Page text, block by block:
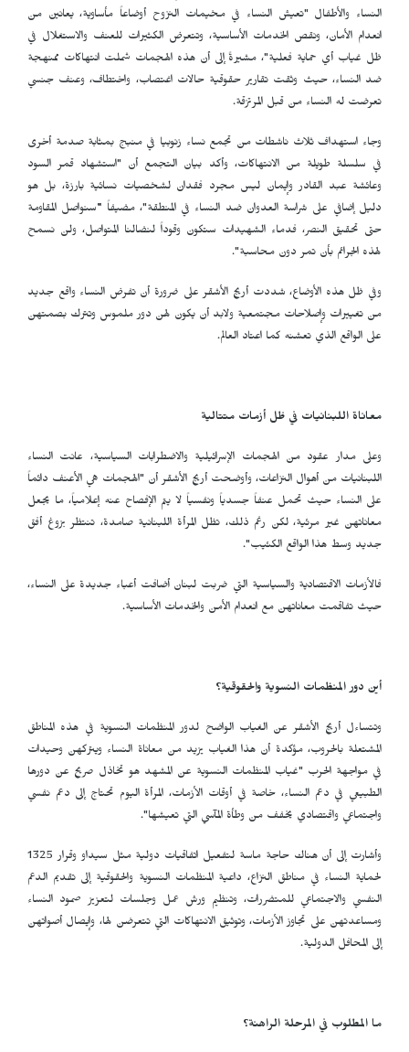
النساء والأطفال "تعيش النساء في مخيمات النزوح أوضاعاً مأساوية، يعانين من
انعدام الأمان، ونقص الخدمات الأساسية، وتتعرض الكثيرات للعنف والاستغلال في
ظل غياب أي حماية فعلية"، مشيرةً إلى أن هذه الهجمات شملت انتهاكات ممنهجة
ضد النساء، حيث وثقت تقارير حقوقية حالات اغتصاب، واختطاف، وعنف جنسي
تعرضت له النساء من قبل المرتزقة.
وجاء استهداف ثلاث ناشطات من تجمع نساء زنوبيا في منبج بمثابة صدمة أخرى
في سلسلة طويلة من الانتهاكات، وأكد بيان التجمع أن "استشهاد قمر السود
وعائشة عبد القادر وإيمان ليس مجرد فقدان لشخصيات نسائية بارزة، بل هو
دليل إضافي على شراسة العدوان ضد النساء في المنطقة"، مضيفاً "سنواصل المقاومة
حتى تحقيق النصر، فدماء الشهيدات ستكون وقوداً لنضالنا المتواصل، ولن نسمح
لهذه الجرائم بأن تمر دون محاسبة".
وفي ظل هذه الأوضاع، شددت أريج الأشقر على ضرورة أن تفرض النساء واقع جديد
من تغييرات وإصلاحات مجتمعية ولابد أن يكون لهن دور ملموس وتترك بصمتهن
على الواقع الذي تعشنه كما اعتاد العالم.
معاناة اللبنانيات في ظل أزمات متتالية
وعلى مدار عقود من الهجمات الإسرائيلية والاضطرابات السياسية، عانت النساء
اللبنانيات من أهوال النزاعات، وأوضحت أريج الأشقر أن "الهجمات هي الأعنف دائماً
على النساء حيث تحمل عنفاً جسدياً ونفسياً لا يتم الإفصاح عنه إعلامياً، ما يجعل
معاناتهن غير مرئية، لكن رغم ذلك، تظل المرأة اللبنانية صامدة، تنتظر بزوغ أفق
جديد وسط هذا الواقع الكئيب".
فالأزمات الاقتصادية والسياسية التي ضربت لبنان أضافت أعباء جديدة على النساء،
حيث تفاقمت معاناتهن مع انعدام الأمن والخدمات الأساسية.
أين دور المنظمات النسوية والحقوقية؟
وتتساءل أريج الأشقر عن الغياب الواضح لدور المنظمات النسوية في هذه المناطق
المشتعلة بالحروب، مؤكدة أن هذا الغياب يزيد من معاناة النساء ويتركهن وحيدات
في مواجهة الحرب "غياب المنظمات النسوية عن المشهد هو تخاذل صريح عن دورها
الطبيعي في دعم النساء، خاصة في أوقات الأزمات، المرأة اليوم تحتاج إلى دعم نفسي
واجتماعي واقتصادي يخفف من وطأة المآسي التي تعيشها".
وأشارت إلى أن هناك حاجة ماسة لتفعيل اتفاقيات دولية مثل سيداو وقرار 1325
لحماية النساء في مناطق النزاع، داعية المنظمات النسوية والحقوقية إلى تقديم الدعم
النفسي والاجتماعي للمتضررات، وتنظيم ورش عمل وجلسات لتعزيز صمود النساء
ومساعدتهن على تجاوز الأزمات، وتوثيق الانتهاكات التي تتعرضن لها، وإيصال أصواتهن
إلى المحافل الدولية.
ما المطلوب في المرحلة الراهنة؟